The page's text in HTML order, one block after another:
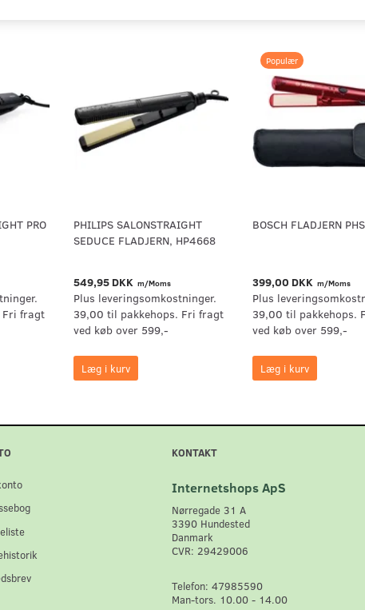
PRO
Fri fragt
PHILIPS SALONSTRAIGHT
SEDUCE FLADJERN, HP4668
549,95 DKK m/Moms
Plus leveringsomkostninger.
39,00 til pakkehops. Fri fragt
ved køb over 599,-
Læg i kurv
Populær
BOSCH FLADJERN
399,00 DKK m/Moms
Plus
39,00 til pakkehops.
ved køb over 599,-
Læg i kurv
KONTAKT
Internetshops ApS
Nørregade 31 A
3390 Hundested
Danmark
CVR: 29429006
Telefon: 47985590
Man-tors. 10.00 - 14.00